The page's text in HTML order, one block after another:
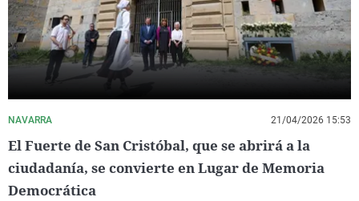
NAVARRA 21/04/2026 15:53
El Fuerte de San Cristóbal, que se abrirá a la
ciudadanía, se convierte en Lugar de Memoria
Democrática